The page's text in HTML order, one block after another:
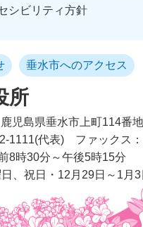
シビリティ方針
所
垂水市へのアクセス
鹿児島県垂水市上町114番地
1111(代表)
ファックス
8時30分～午後5時15分
、祝日・12月29日～1月